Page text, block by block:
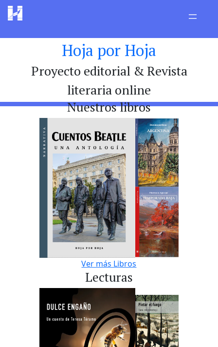
Hoja por Hoja
Proyecto editorial & Revista
literaria online
Nuestros libros
Ver más Libros
Lecturas